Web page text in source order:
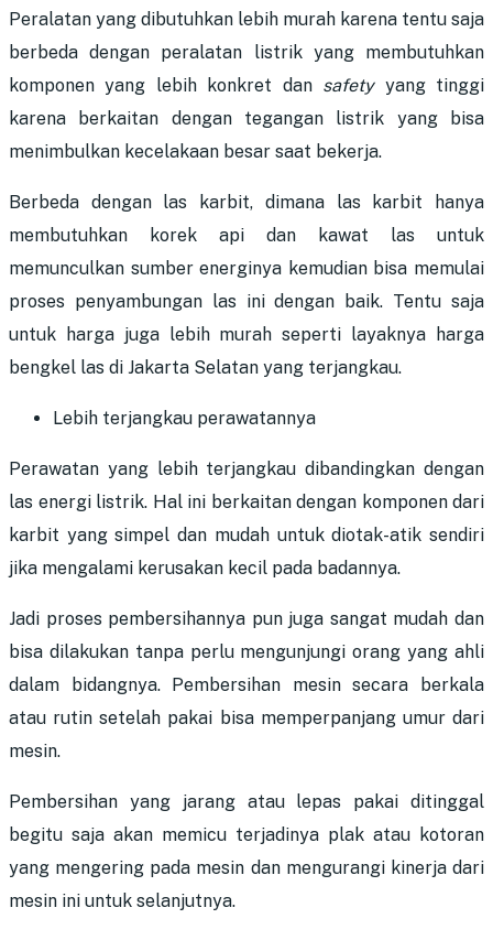
Peralatan yang dibutuhkan lebih murah karena tentu saja
berbeda dengan peralatan listrik yang membutuhkan
komponen yang lebih konkret dan safetyyang tinggi
karena berkaitan dengan tegangan listrik yang bisa
menimbulkan kecelakaan besar saat bekerja.
Berbeda dengan las karbit, dimana las karbit hanya
membutuhkan korek api dan kawat las untuk
memunculkan sumber energinya kemudian bisa memulai
proses penyambungan las ini dengan baik. Tentu saja
untuk harga juga lebih murah seperti layaknya
harga
bengkel las di Jakarta Selatan yang terjangkau.
Lebih terjangkau perawatannya
Perawatan yang lebih terjangkau dibandingkan dengan
las energi listrik. Hal ini berkaitan dengan komponen dari
karbit yang simpel dan mudah untuk diotak-atik sendiri
jika mengalami kerusakan kecil pada badannya.
Jadi proses pembersihannya pun juga sangat mudah dan
bisa dilakukan tanpa perlu mengunjungi orang yang ahli
dalam bidangnya. Pembersihan mesin secara berkala
atau rutin setelah pakai bisa memperpanjang umur dari
mesin.
Pembersihan yang jarang atau lepas pakai ditinggal
begitu saja akan memicu terjadinya plak atau kotoran
yang mengering pada mesin dan mengurangi kinerja dari
mesin ini untuk selanjutnya.